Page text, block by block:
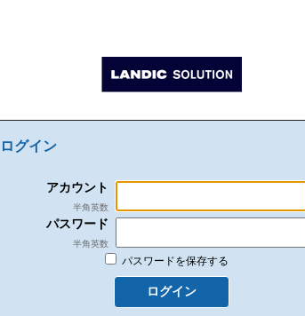
ログイン
アカウント
半角英数
パスワード
半角英数
パスワードを保存する
ログイン